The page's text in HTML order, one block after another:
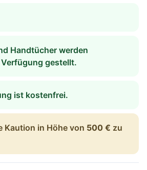
Handtücher werden
gestellt.
ist kostenfrei.
Kaution in Höhe von 500 € zu